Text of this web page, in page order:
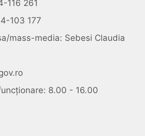
116 261
103 177
mass-media: Sebesi Claudia
8.00 - 16.00